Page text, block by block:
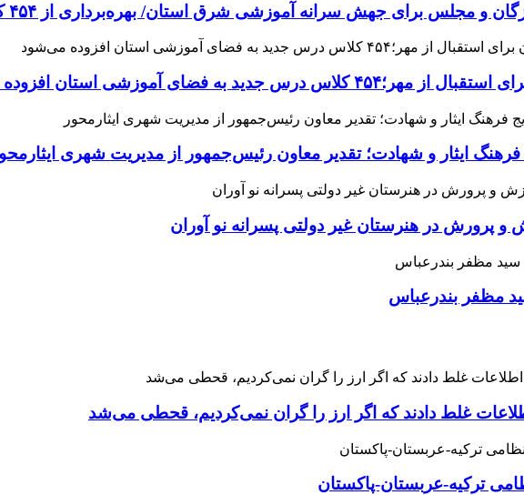
برای جهش سرانه آموزشی شرق استان/ بهره‌برداری از ۴۵۴ کلاس درس تا مهرماه
به فضای آموزشی استان افزوده می‌شود
فرهنگ ایثار و شهادت؛ تقدیر معاون رئیس‌جمهور از مدیریت شهری
در هنرستان غیر دولتی پسرانه نو آوران
مظفر بندرعباس
غلط دادند که اگر ارز را گران نمی‌کردیم، قحطی می‌شد
ترکیه-عربستان-پاکستان